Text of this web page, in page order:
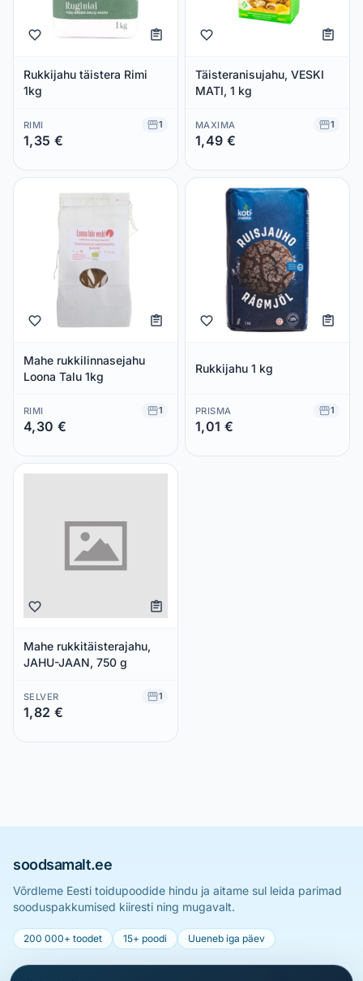
Rukkijahu täistera Rimi
1kg
RIMI 1
1,35 €
Täisteranisujahu, VESKI
MATI, 1 kg
MAXIMA 1
1,49 €
Mahe rukkilinnasejahu
Loona Talu 1kg
RIMI 1
4,30 €
Rukkijahu 1 kg
PRISMA 1
1,01 €
Mahe rukkitäisterajahu,
JAHU-JAAN, 750 g
SELVER 1
1,82 €
soodsamalt.ee
Võrdleme Eesti toidupoodide hindu ja aitame sul leida parimad
sooduspakkumised kiiresti ning mugavalt.
200 000+ toodet 15+ poodi Uueneb iga päev